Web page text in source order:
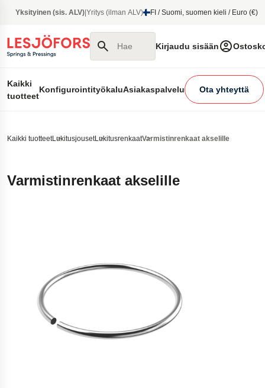
Yksityinen (sis. ALV) Yritys (ilman ALV) FI / Suomi, suomen kieli / Euro (€)
Hae sivustolta
Kirjaudu sisään
Kaikki
tuotteet
KonfigurointityökaluAsiakaspalvelu Ota yhteyttä
Kaikki tuotteetLukitusjousetLukitusrenkaatVarmistinrenkaat akselille
Varmistinrenkaat akselille